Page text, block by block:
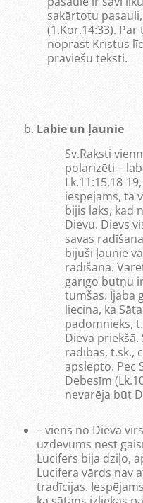
sakārtotu
(1.Kor.14:33).
noprast Kristus
praviešu teksti.
Labie un ļaunie
Sv.Raksti
polarizēti –
Lk.11:15,18-
iespējams, tā
bijis laks, kad
Dievu. Dievs
savas
bijuši ļaunie
radīšanā.
garīgo būtņu
tumšas. Ījaba
liecina, ka
padomnieks,
Dieva
radības, t.sk.,
apslēpto. Pēc
Debesīm
nevarēja būt
– viens no Dieva
uzdevums nest
Lucifers bija dziļo,
Lucifera vārds nav
tradīcijas.